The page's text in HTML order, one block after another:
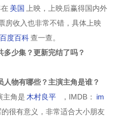
美国
上映，上映后赢得国内外
房收入也非常不错，具体上映
百度百科查一查。
多少集？更新完结了吗？
物有哪些？主演主角是谁？
主角是 木村良平 ，IMDB： im
很有意义，非常适合大小朋友